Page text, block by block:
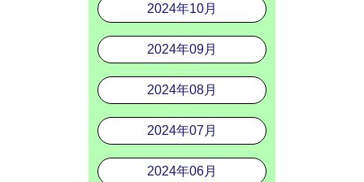
2024年10月
2024年09月
2024年08月
2024年07月
2024年06月